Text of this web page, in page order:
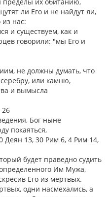
ли Его и не найдут ли,
из нас:
и существуем, как и
говорили: "мы Его и
не должны думать, что
или камню,
и вымысла
26
Бог ныне
покаяться,
Деян 13, 30 Рим 6, 4 Рим 14,
будет праведно судить
Им Мужа,
Его из мертвых.
одни насмехались, а